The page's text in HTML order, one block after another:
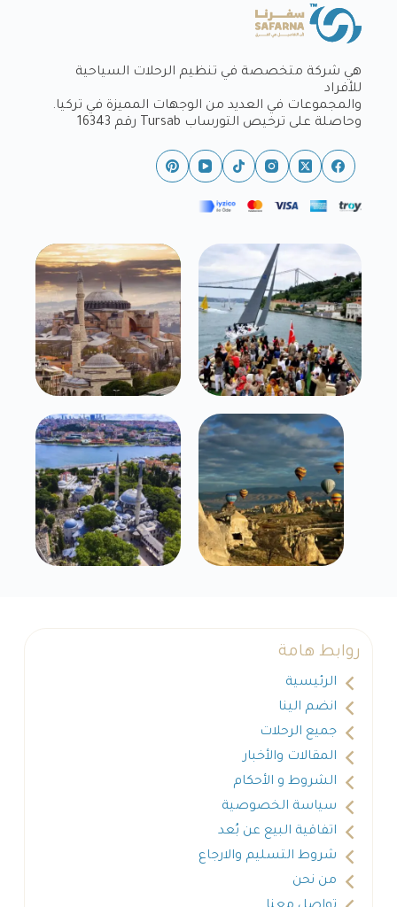
هي شركة متخصصة في تنظيم الرحلات السياحية
للأفراد
والمجموعات في العديد من الوجهات المميزة في تركيا.
وحاصلة على ترخيص التورساب Tursab رقم 16343
روابط هامة
الرئيسية
انضم الينا
جميع الرحلات
المقالات والأخبار
الشروط و الأحكام
سياسة الخصوصية
اتفاقية البيع عن بُعد
شروط التسليم والارجاع
من نحن